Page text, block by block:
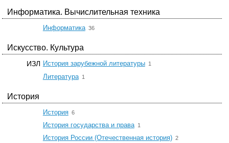
Информатика. Вычислительная техника
Информатика 36
Искусство. Культура
ИЗЛ История зарубежной литературы 1
Литература 1
История
История 6
История государства и права 1
История России (Отечественная история) 2